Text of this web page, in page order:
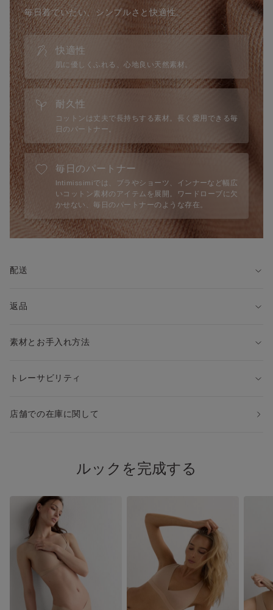
毎日着ていたい、シンプルさと快適性。
快適性
肌に優しくふれる、心地良い天然素材。
耐久性
コットンは丈夫で長持ちする素材。長く愛用できる毎
日のパートナー。
毎日のパートナー
Intimissimiでは、ブラやショーツ、インナーなど幅広
いコットン素材のアイテムを展開。ワードローブに欠
かせない、毎日のパートナーのような存在。
配送
返品
素材とお手入れ方法
トレーサビリティ
店舗での在庫に関して
ルックを完成する